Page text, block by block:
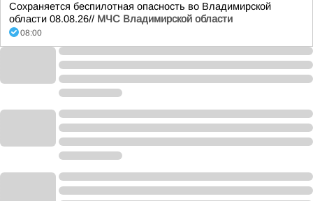
Сохраняется беспилотная опасность во Владимирской
области 08.08.26// МЧС Владимирской области
08:00